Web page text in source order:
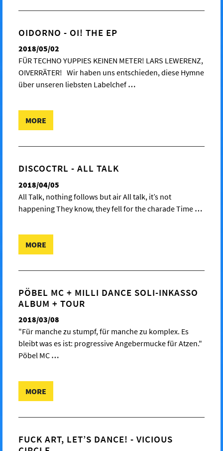
OIDORNO - OI! THE EP
2018/05/02
FÜR TECHNO YUPPIES KEINEN METER! LARS LEWERENZ,
OIVERRÄTER! Wir haben uns entschieden, diese Hymne
über unseren liebsten Labelchef …
MORE
DISCOCTRL - ALL TALK
2018/04/05
All Talk, nothing follows but air All talk, it’s not
happening They know, they fell for the charade Time …
MORE
PÖBEL MC + MILLI DANCE SOLI-INKASSO
ALBUM + TOUR
2018/03/08
"Für manche zu stumpf, für manche zu komplex. Es
bleibt was es ist: progressive Angebermucke für Atzen."
Pöbel MC …
MORE
FUCK ART, LET’S DANCE! - VICIOUS